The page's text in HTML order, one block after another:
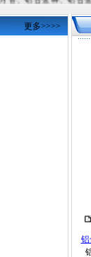
更多>>>>
铝